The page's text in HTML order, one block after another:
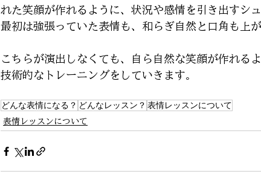
れた笑顔が作れるように、状況や感情を引き出すシ
最初は強張っていた表情も、和らぎ自然と口角も上が
こちらが演出しなくても、自ら自然な笑顔が作れる
技術的なトレーニングをしていきます。
どんな表情になる？ どんなレッスン？ 表情レッスンについて
表情レッスンについて